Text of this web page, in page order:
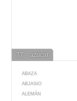
77 – azúcar
ABAZA
ABJASIO
ALEMÁN